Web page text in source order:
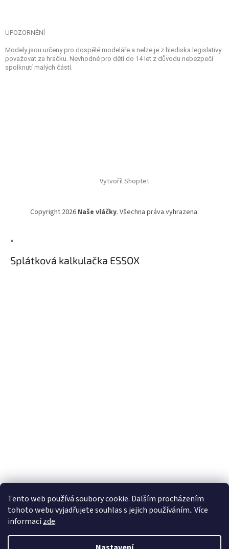
Tento web používá soubory cookie. Dalším procházením
tohoto webu vyjadřujete souhlas s jejich používáním.. Více
informacízde.
UPOZORNĚNÍ
Modely jsou určeny pro dospělé modeláře a nelze je z hlediska legislativy
považovat za hračku. Nevhodné pro děti do 14 let z důvodu nebezpečí
spolknutí malých částí.
Vytvořil Shoptet
Copyright 2026 Naše vláčky. Všechna práva vyhrazena.
×
Splátková kalkulačka ESSOX